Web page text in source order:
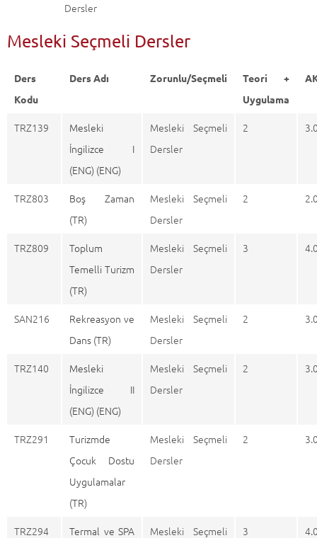
Dersler
Mesleki Seçmeli Dersler
Ders
Kodu
Ders Adı Zorunlu/Seçmeli
Teori +
Uygulama
TRZ139
Mesleki
İngilizce I
(ENG) (ENG)
Mesleki Seçmeli
Dersler
2
TRZ803
Boş Zaman
(TR)
Mesleki Seçmeli
Dersler
2
TRZ809
Toplum
Temelli Turizm
(TR)
Mesleki Seçmeli
Dersler
3
SAN216
Rekreasyon ve
Dans (TR)
Mesleki Seçmeli
Dersler
2
TRZ140
Mesleki
İngilizce II
(ENG) (ENG)
Mesleki Seçmeli
Dersler
2
TRZ291
Turizmde
Çocuk Dostu
Uygulamalar
(TR)
Mesleki Seçmeli
Dersler
2
TRZ294 Termal ve SPA Mesleki Seçmeli 3